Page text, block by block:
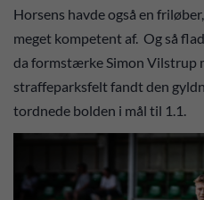
Horsens havde også en
meget kompetent af. Og så
da formstærke Simon Vilstrup
straffeparksfelt fandt den
tordnede bolden i mål til 1.1.